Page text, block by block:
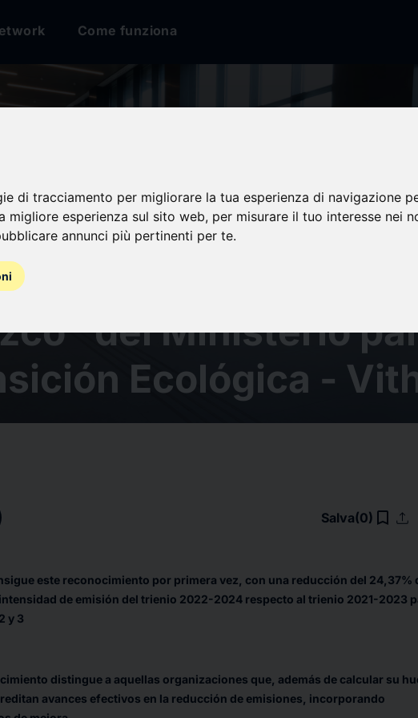
di tracciamento per migliorare la tua esperienza di navigazione
migliore esperienza sul sito web, per misurare il tuo interesse nei
annunci più pertinenti per te.
Come funziona
la reducción
de carbono y
“Calculo” y
del Ministerio
Ecológica -
Salva(0) bookmark_border upload
este reconocimiento por primera vez, con una reducción del 24,37%
de emisión del trienio 2022-2024 respecto al trienio 2021-2023
y 3
distingue a aquellas organizaciones que, además de calcular su
avances efectivos en la reducción de emisiones, incorporando